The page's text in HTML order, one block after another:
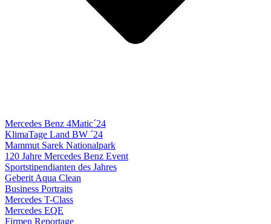
Mercedes Benz 4Matic´24
KlimaTage Land BW ´24
Mammut Sarek Nationalpark
120 Jahre Mercedes Benz Event
Sportstipendianten des Jahres
Geberit Aqua Clean
Business Portraits
Mercedes T-Class
Mercedes EQE
Firmen Reportage